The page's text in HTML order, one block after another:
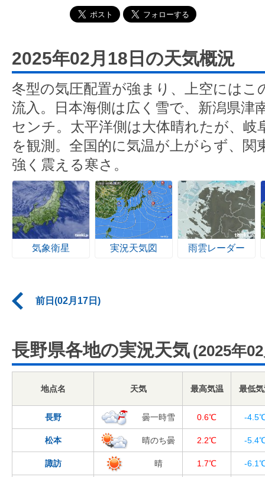
2025年02月18日の天気概況
冬型の気圧配置が強まり、上空にはこ
流入。日本海側は広く雪で、新潟県津
センチ。太平洋側は大体晴れたが、岐
を観測。全国的に気温が上がらず、関
強く震える寒さ。
気象衛星 実況天気図 雨雲レーダー
前日(02月17日)
長野県各地の実況天気 (2025年
地点名 天気 最高気温 最低
長野 曇一時雪 0.6℃ -
松本 晴のち曇 2.2℃ -
諏訪 晴 1.7℃ -